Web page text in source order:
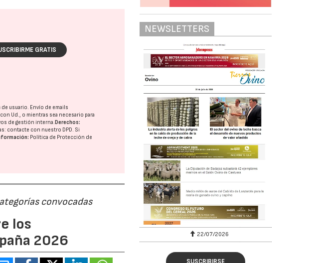
GRATIS
usuario. Envío de emails
Ud., o mientras sea necesario para
de gestión interna.Derechos:
contacte con nuestro DPD. Si
Política de Protección de
convocadas
los
2026
NEWSLETTERS
29/07/2026 22/07/2026
SUSCRIBIRSE